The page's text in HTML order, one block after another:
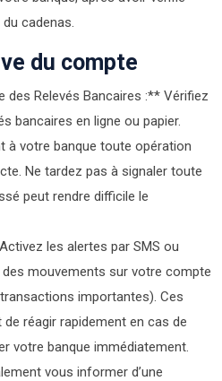
cadenas.
du compte
des Relevés Bancaires :** Vérifiez
bancaires en ligne ou papier.
à votre banque toute opération
Ne tardez pas à signaler toute
peut rendre difficile le
les alertes par SMS ou
mouvements sur votre compte
importantes). Ces
réagir rapidement en cas de
votre banque immédiatement.
vous informer d’une